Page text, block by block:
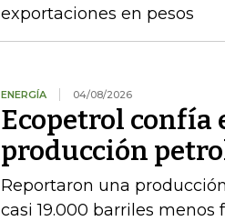
exportaciones en pesos
ENERGÍA 04/08/2026
Ecopetrol confía
producción
Reportaron una
casi 19.000 barriles